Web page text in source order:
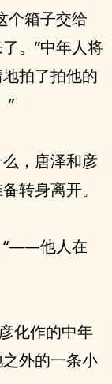
个箱子交给
。”中年人将
拍了拍他的
”
，唐泽和彦
转身离开。
“——他人在
化作的中年
外的一条小